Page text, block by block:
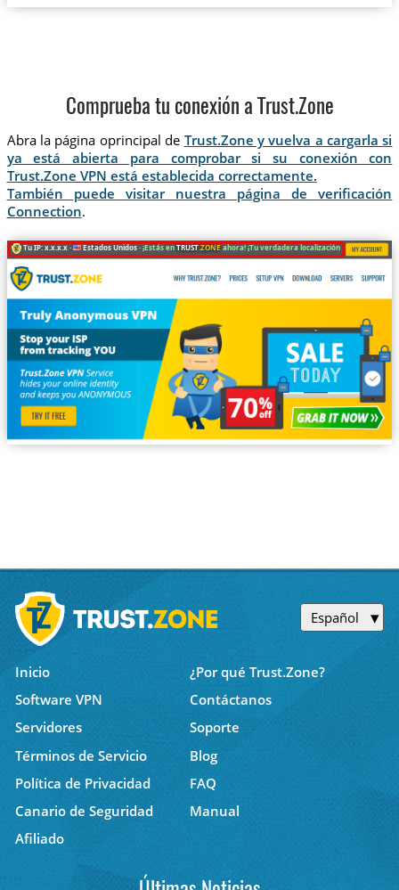
Comprueba tu conexión a Trust.Zone
Abra la página oprincipal de Trust.Zone y vuelva a cargarla si
ya está abierta para comprobar si su conexión con
Trust.Zone VPN está establecida correctamente.
También puede visitar nuestra página de verificación
Connection.
Tu IP: x.x.x.x · Estados Unidos ·¡Estás enTRUST.ZONEahora! ¡Tu verdadera localización está oculta!
Español
Inicio
¿Por qué Trust.Zone?
Software VPN
Contáctanos
Servidores
Soporte
Términos de Servicio
Blog
Política de Privacidad
FAQ
Canario de Seguridad
Manual
Afiliado